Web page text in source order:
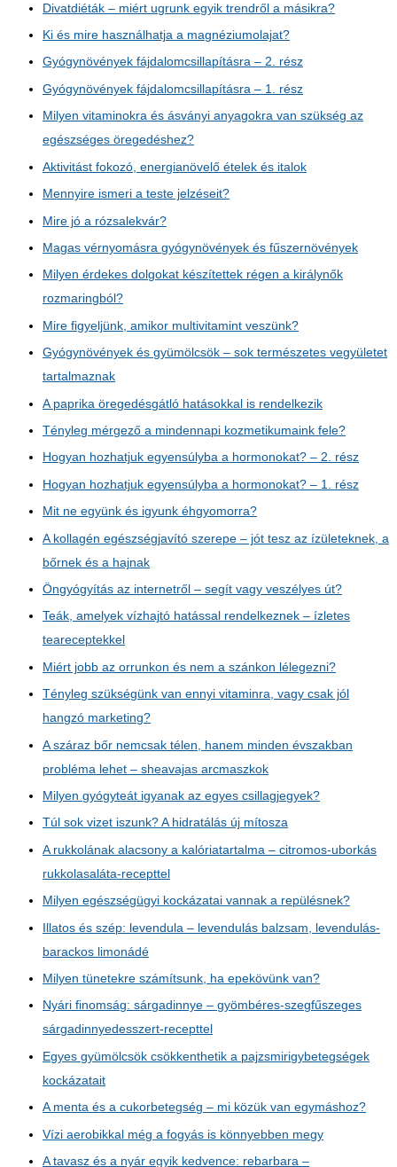
Divatdiéták – miért ugrunk egyik trendről a másikra?
Ki és mire használhatja a magnéziumolajat?
Gyógynövények fájdalomcsillapításra – 2. rész
Gyógynövények fájdalomcsillapításra – 1. rész
Milyen vitaminokra és ásványi anyagokra van szükség az
egészséges öregedéshez?
Aktivitást fokozó, energianövelő ételek és italok
Mennyire ismeri a teste jelzéseit?
Mire jó a rózsalekvár?
Magas vérnyomásra gyógynövények és fűszernövények
Milyen érdekes dolgokat készítettek régen a királynők
rozmaringból?
Mire figyeljünk, amikor multivitamint veszünk?
Gyógynövények és gyümölcsök – sok természetes vegyületet
tartalmaznak
A paprika öregedésgátló hatásokkal is rendelkezik
Tényleg mérgező a mindennapi kozmetikumaink fele?
Hogyan hozhatjuk egyensúlyba a hormonokat? – 2. rész
Hogyan hozhatjuk egyensúlyba a hormonokat? – 1. rész
Mit ne együnk és igyunk éhgyomorra?
A kollagén egészségjavító szerepe – jót tesz az ízületeknek, a
bőrnek és a hajnak
Öngyógyítás az internetről – segít vagy veszélyes út?
Teák, amelyek vízhajtó hatással rendelkeznek – ízletes
teareceptekkel
Miért jobb az orrunkon és nem a szánkon lélegezni?
Tényleg szükségünk van ennyi vitaminra, vagy csak jól
hangzó marketing?
A száraz bőr nemcsak télen, hanem minden évszakban
probléma lehet – sheavajas arcmaszkok
Milyen gyógyteát igyanak az egyes csillagjegyek?
Túl sok vizet iszunk? A hidratálás új mítosza
A rukkolának alacsony a kalóriatartalma – citromos-uborkás
rukkolasaláta-recepttel
Milyen egészségügyi kockázatai vannak a repülésnek?
Illatos és szép: levendula – levendulás balzsam, levendulás-
barackos limonádé
Milyen tünetekre számítsunk, ha epekövünk van?
Nyári finomság: sárgadinnye – gyömbéres-szegfűszeges
sárgadinnyedesszert-recepttel
Egyes gyümölcsök csökkenthetik a pajzsmirigybetegségek
kockázatait
A menta és a cukorbetegség – mi közük van egymáshoz?
Vízi aerobikkal még a fogyás is könnyebben megy
A tavasz és a nyár egyik kedvence: rebarbara –